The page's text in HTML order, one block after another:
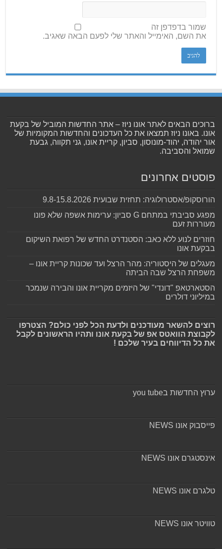
שמור בדפדפן זה
את השם, האימייל והאתר שלי לפעם הבאה שאגיב.
ברוכים הבאים לאתר אונו ניוז – אתר החדשות המוביל של בקעת
אונו. באונו ניוז תמצאו את כל העדכונים והחדשות המקומיות של
אור יהודה, יהוד-מונוסון, סביון, קריית אונו, גני תקווה, גבעת
שמואל והסביבה.
פוסטים אחרונים
הורוסקופ/אסטרולוגיה: תחזית שבועית 9.8-15.8.2026
מפגע סביבתי במתחם G סביון: ערימות אשפה שלא פונו
מעוררות זעם
חוזרים לנוע ללא כאב: הסטנדרט החדש של רפואת השיקום
בבקעת אונו
מעגלים של היסטוריה: מהר הרצל ועד שכונות קריית אונו –
משפחת הרצל שבה הביתה
הסטארטאפ "דונדי" של היזמים מקריית אונו והבירה שנמכר
במיליוני דולרים
רוצים להשאר מעודכנים ולדעת הכל לפני כולם? הצטרפו
לקבוצת הוואטס אפ של בקעת אונו ותהיו הראשונים לקבל
את כל הדיווחים בעיר שלכם !
ערוץ החדשות בyou tube
פייסבוק אונו NEWS
אינסטגרם אונו NEWS
טלגרם אונו NEWS
טוויטר אונו NEWS